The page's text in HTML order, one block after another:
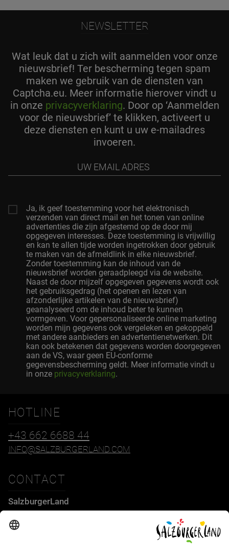
NEWSLETTER
Wat leuk dat u zich wilt aanmelden voor onze
nieuwsbrief! Ter bescherming tegen spam
maken we gebruik van de diensten van
Captcha.eu. Meer informatie hierover vindt u
in onze privacyverklaring. Door op ‘Aanmelden
voor de nieuwsbrief’ te klikken, activeert u
deze diensten en kunt u uw e-mailadres
invoeren.
Adres
Ja, ik geef toestemming voor het elektronisch
verzenden van direct mail en het tonen van online
advertenties die zijn afgestemd op de door mij
opgegeven interesses. Deze toestemming is vrijwillig
en kan te allen tijde worden ingetrokken door gebruik
te maken van de afmeldlink in elke nieuwsbrief.
Zonder toestemming kan de inhoud van de
nieuwsbrief worden geraadpleegd via de website.
Naast de door mijzelf opgegeven gegevens wordt ook
het gebruiksgedrag (het openen en lezen van
afzonderlijke artikelen van de nieuwsbrief)
geanalyseerd om de inhoud beter te kunnen
vormgeven. Voor gepersonaliseerde online marketing
worden mijn gegevens ook vergeleken en gekoppeld
met andere aanbieders en advertentienetwerken. Dit
kan ook betekenen dat gegevens worden doorgegeven
aan de VS, waar geen EU-conforme
gegevensbescherming geldt. Meer informatie vindt u
in onze privacyverklaring.
HOTLINE
+43 662 6688 44
INFO@SALZBURGERLAND.COM
CONTACT
SalzburgerLand